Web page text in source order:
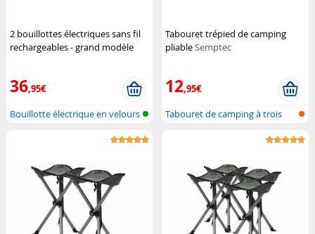
2 bouillottes électriques sans fil
rechargeables - grand modèle
36,95€
Bouillotte électrique en velours
Tabouret trépied de camping
pliableSemptec
12,95€
Tabouret de camping à trois